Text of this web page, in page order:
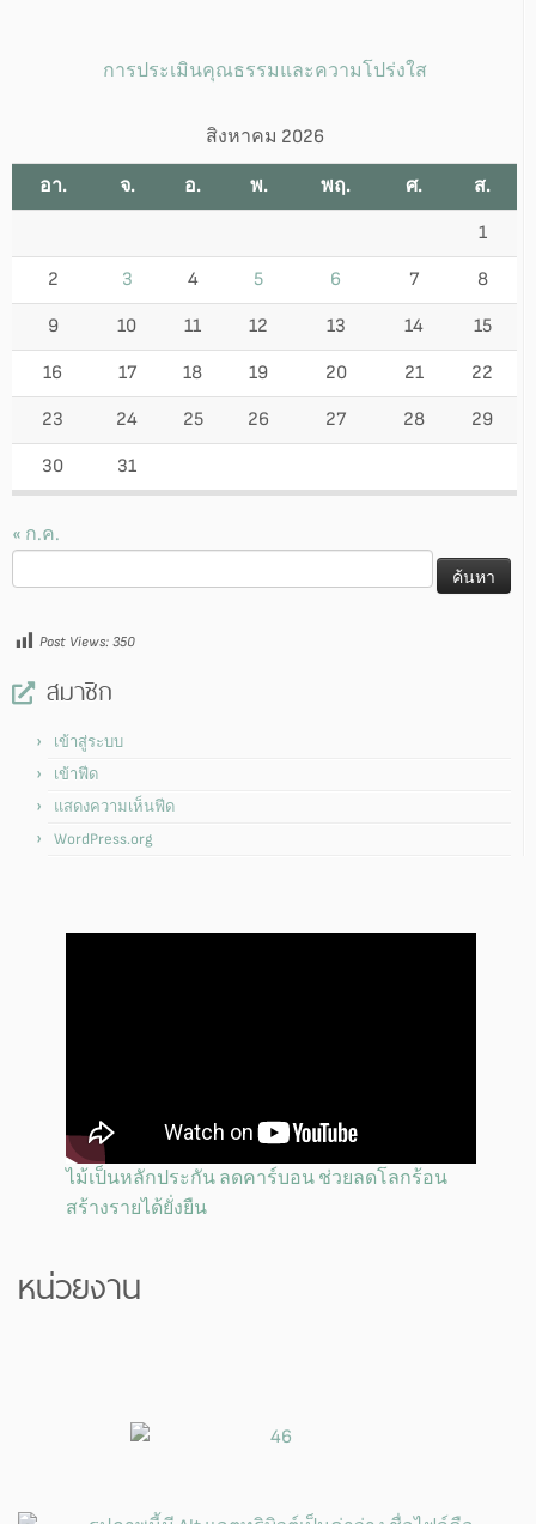
การประเมินคุณธรรมและความโปร่งใส
สิงหาคม 2026
อา. จ. อ. พ. พฤ. ศ. ส.
1
2 3 4 5 6 7 8
9 10 11 12 13 14 15
16 17 18 19 20 21 22
23 24 25 26 27 28 29
30 31
« ก.ค.
สำหรับ:
Post Views: 350
สมาชิก
เข้าสู่ระบบ
เข้าฟีด
แสดงความเห็นฟีด
WordPress.org
ไม้เป็นหลักประกัน ลดคาร์บอน ช่วยลดโลกร้อน
สร้างรายได้ยั่งยืน
หน่วยงาน